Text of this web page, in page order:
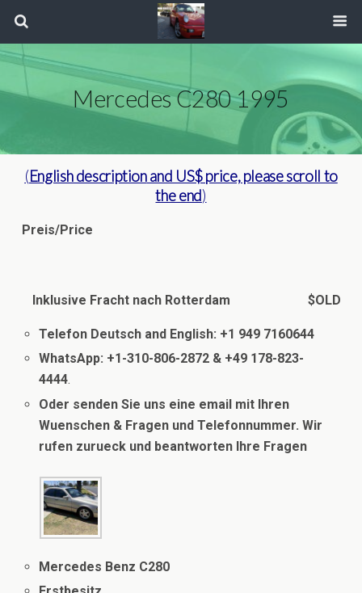
Mercedes C280 1995
(English descriptionand US$ price, please scroll to
the end)
Preis/Price
Inklusive Fracht nach Rotterdam $OLD
Telefon Deutsch and English: +1 949 7160644
WhatsApp: +1-310-806-2872 & +49 178-823-
4444.
Oder senden Sie uns eine email mit Ihren
Wuenschen & Fragen undTelefonnummer.Wir
rufen zurueck und beantworten Ihre Fragen
Mercedes Benz C280